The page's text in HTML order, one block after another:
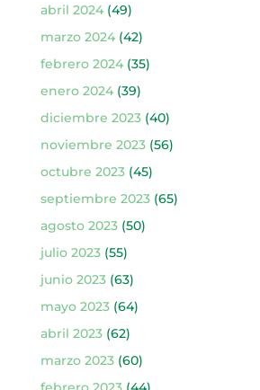
abril 2024(49)
marzo 2024(42)
febrero 2024(35)
enero 2024(39)
diciembre 2023(40)
noviembre 2023(56)
octubre 2023(45)
septiembre 2023(65)
agosto 2023(50)
julio 2023(55)
junio 2023(63)
mayo 2023(64)
abril 2023(62)
marzo 2023(60)